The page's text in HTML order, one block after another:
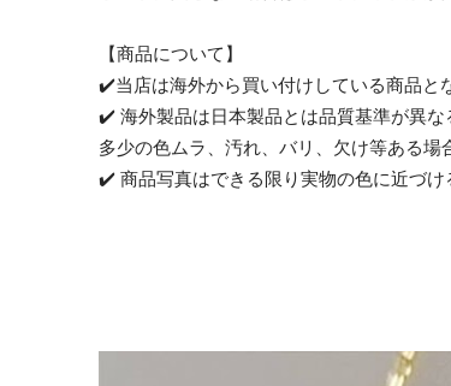
【商品について】
✔️当店は海外から買い付けしている商品と
✔️ 海外製品は日本製品とは品質基準が異な
多少の色ムラ、汚れ、バリ、欠け等ある場
✔️ 商品写真はできる限り実物の色に近づけ